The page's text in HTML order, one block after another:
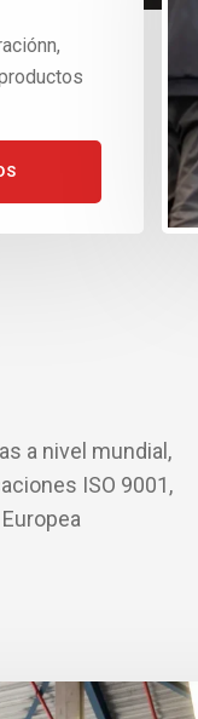
a nivel mundial,
ISO 9001,